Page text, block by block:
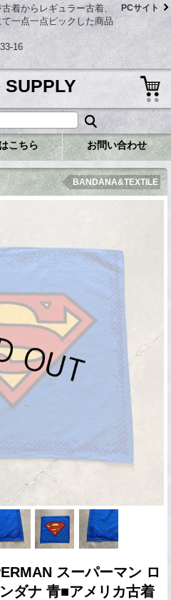
着からレギュラー古着、
一点一点ピックした商品
16
PCサイト
こちら お問い合わせ
BANDANA&TEXTILE
スーパーマン ロ
ダナ 青■アメリカ古着